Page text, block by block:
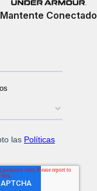
Mantente Conectado